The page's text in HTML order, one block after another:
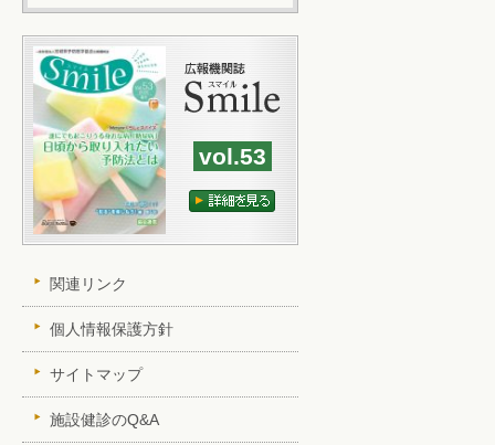
vol.53
関連リンク
個人情報保護方針
サイトマップ
施設健診のQ&A